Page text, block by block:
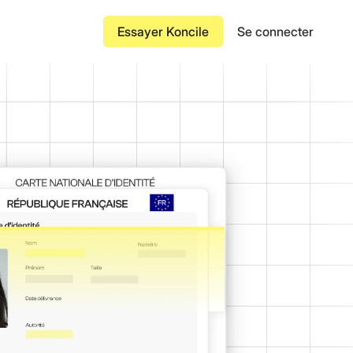
Connaissement
falsifiés ou
grande échelle
bout en bout des
Essayer Koncile Se connecter